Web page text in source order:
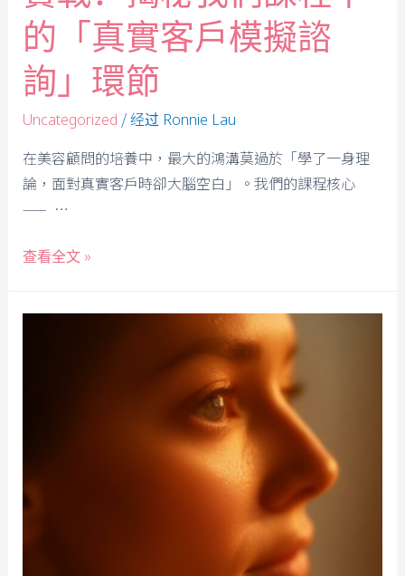
的「真實客戶模擬諮
詢」環節
Uncategorized / 经过 Ronnie Lau
在美容顧問的培養中，最大的鴻溝莫過於「學了一身理
論，面對真實客戶時卻大腦空白」。我們的課程核心
—— …
查看全文 »